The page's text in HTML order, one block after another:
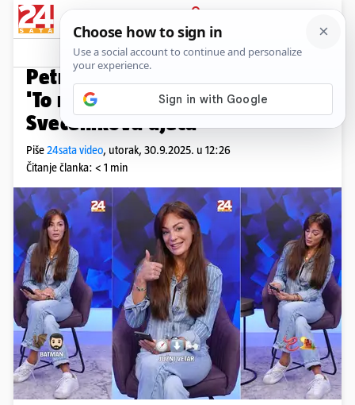
PRIJAVA
Video Komentari
POGODI FILM
Petra Kraljev pogađa filmove:
'To nema smisla, ovo su
Svećenikova djeca'
Piše24sata video, utorak, 30.9.2025. u 12:26
Čitanje članka: < 1 min